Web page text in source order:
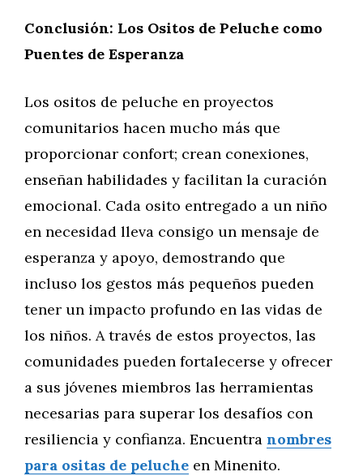
Conclusión: Los Ositos de Peluche como
Puentes de Esperanza
Los ositos de peluche en proyectos
comunitarios hacen mucho más que
proporcionar confort; crean conexiones,
enseñan habilidades y facilitan la curación
emocional. Cada osito entregado a un niño
en necesidad lleva consigo un mensaje de
esperanza y apoyo, demostrando que
incluso los gestos más pequeños pueden
tener un impacto profundo en las vidas de
los niños. A través de estos proyectos, las
comunidades pueden fortalecerse y ofrecer
a sus jóvenes miembros las herramientas
necesarias para superar los desafíos con
resiliencia y confianza. Encuentra nombres
para ositas de peluche en Minenito.